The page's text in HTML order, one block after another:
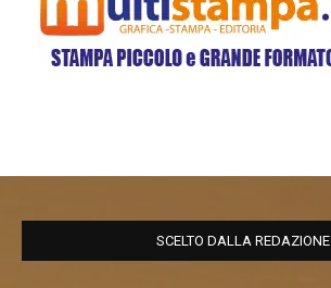
SCELTO DALLA REDAZIONE